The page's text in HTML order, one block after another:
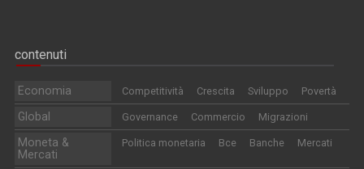
contenuti
Economia Competitività Crescita Sviluppo Povertà
Global Governance Commercio Migrazioni
Moneta &
Mercati
Politica monetaria Bce Banche Mercati